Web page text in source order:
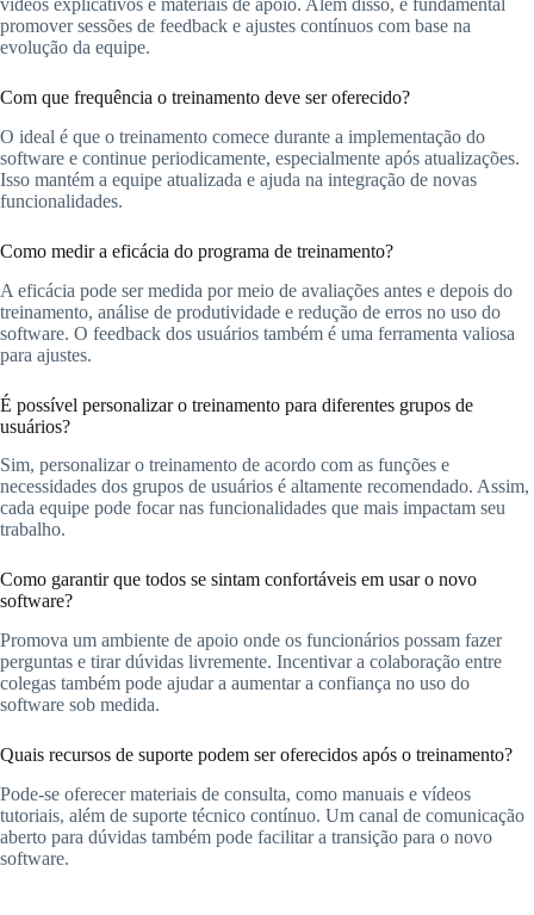
vídeos explicativos e materiais de apoio. Além disso, é fundamental
promover sessões de feedback e ajustes contínuos com base na
evolução da equipe.
Com que frequência o treinamento deve ser oferecido?
O ideal é que o treinamento comece durante a implementação do
software e continue periodicamente, especialmente após atualizações.
Isso mantém a equipe atualizada e ajuda na integração de novas
funcionalidades.
Como medir a eficácia do programa de treinamento?
A eficácia pode ser medida por meio de avaliações antes e depois do
treinamento, análise de produtividade e redução de erros no uso do
software. O feedback dos usuários também é uma ferramenta valiosa
para ajustes.
É possível personalizar o treinamento para diferentes grupos de
usuários?
Sim, personalizar o treinamento de acordo com as funções e
necessidades dos grupos de usuários é altamente recomendado. Assim,
cada equipe pode focar nas funcionalidades que mais impactam seu
trabalho.
Como garantir que todos se sintam confortáveis em usar o novo
software?
Promova um ambiente de apoio onde os funcionários possam fazer
perguntas e tirar dúvidas livremente. Incentivar a colaboração entre
colegas também pode ajudar a aumentar a confiança no uso do
software sob medida.
Quais recursos de suporte podem ser oferecidos após o treinamento?
Pode-se oferecer materiais de consulta, como manuais e vídeos
tutoriais, além de suporte técnico contínuo. Um canal de comunicação
aberto para dúvidas também pode facilitar a transição para o novo
software.